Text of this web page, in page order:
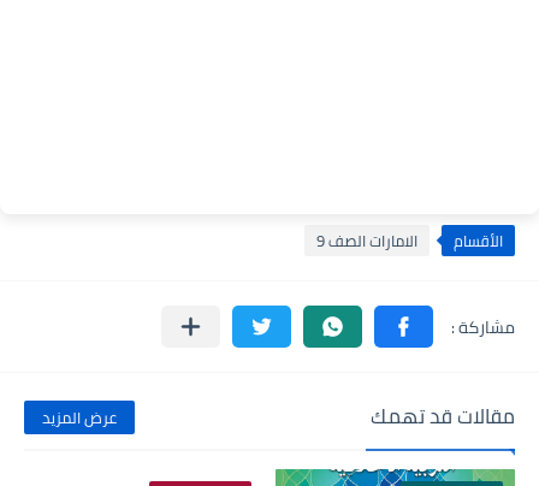
الأقسام الامارات الصف 9
مقالات قد تهمك عرض المزيد